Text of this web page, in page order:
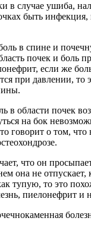
в случае ушиба,
быть инфекция,
в спине и
почек и боль
если же
при давлении, то
в области почек
на бок
говорит о том,
что он
она не
тупую, то это
пиелонефрит и